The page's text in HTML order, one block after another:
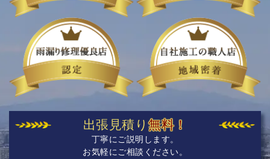
出張見積り無料！
丁寧にご説明します。
お気軽にご相談ください。